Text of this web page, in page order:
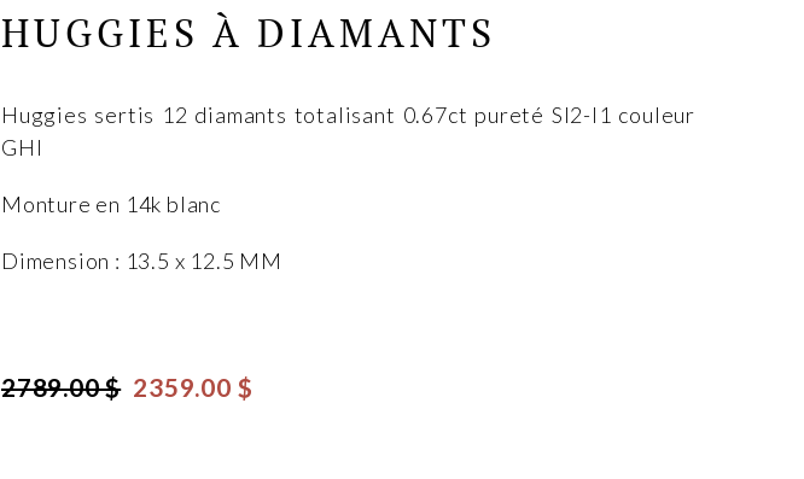
HUGGIES À DIAMANTS
Huggies sertis 12 diamants totalisant 0.67ct pureté SI2-I1 couleur
GHI
Monture en 14k blanc
Dimension : 13.5 x 12.5 MM
2789.00 $ 2359.00 $